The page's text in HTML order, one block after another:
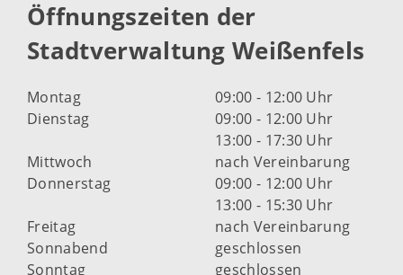
Öffnungszeiten der
Stadtverwaltung Weißenfels
Montag
09:00 - 12:00 Uhr
Dienstag
09:00 - 12:00 Uhr
13:00 - 17:30 Uhr
Mittwoch
nach Vereinbarung
Donnerstag
09:00 - 12:00 Uhr
13:00 - 15:30 Uhr
Freitag
nach Vereinbarung
Sonnabend
geschlossen
Sonntag
geschlossen